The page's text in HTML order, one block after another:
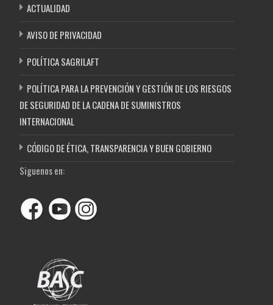
ACTUALIDAD
AVISO DE PRIVACIDAD
POLÍTICA SAGRILAFT
POLÍTICA PARA LA PREVENCIÓN Y GESTIÓN DE LOS RIESGOS
DE SEGURIDAD DE LA CADENA DE SUMINISTROS
INTERNACIONAL
CÓDIGO DE ÉTICA, TRANSPARENCIA Y BUEN GOBIERNO
Siguenos en: